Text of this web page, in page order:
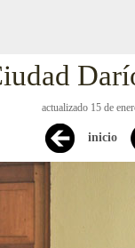
actualizado 15 de
inicio